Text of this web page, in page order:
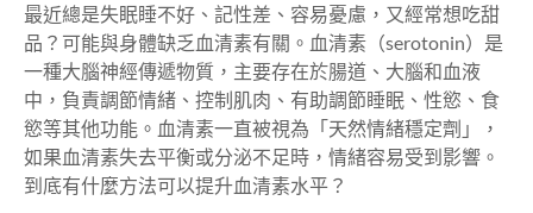
最近總是失眠睡不好、記性差、容易憂慮，又經常想吃甜
品？可能與身體缺乏血清素有關。血清素（serotonin）是
一種大腦神經傳遞物質，主要存在於腸道、大腦和血液
中，負責調節情緒、控制肌肉、有助調節睡眠、性慾、食
慾等其他功能。血清素一直被視為「天然情緒穩定劑」，
如果血清素失去平衡或分泌不足時，情緒容易受到影響。
到底有什麼方法可以提升血清素水平？